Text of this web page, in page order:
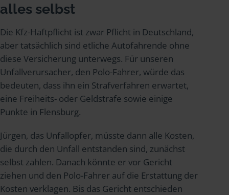
alles selbst
Die Kfz-Haftpflicht ist zwar Pflicht in Deutschland,
aber tatsächlich sind etliche Autofahrende ohne
diese Versicherung unterwegs. Für unseren
Unfallverursacher, den Polo-Fahrer, würde das
bedeuten, dass ihn ein Strafverfahren erwartet,
eine Freiheits- oder Geldstrafe sowie einige
Punkte in Flensburg.
Jürgen, das Unfallopfer, müsste dann alle Kosten,
die durch den Unfall entstanden sind, zunächst
selbst zahlen. Danach könnte er vor Gericht
ziehen und den Polo-Fahrer auf die Erstattung der
Kosten verklagen. Bis das Gericht entschieden